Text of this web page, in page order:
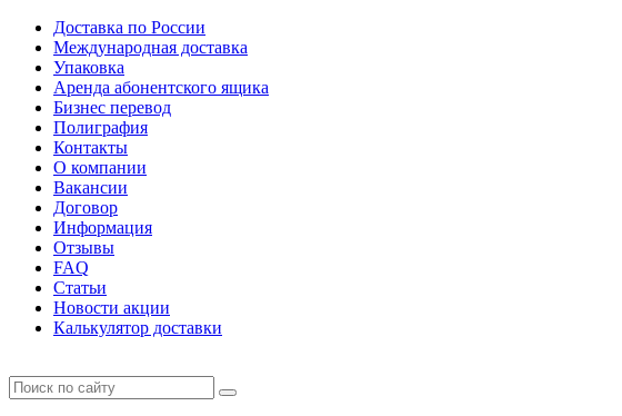
Доставка по России
Международная доставка
Упаковка
Аренда абонентского ящика
Бизнес перевод
Полиграфия
Контакты
О компании
Вакансии
Договор
Информация
Отзывы
FAQ
Статьи
Новости акции
Калькулятор доставки